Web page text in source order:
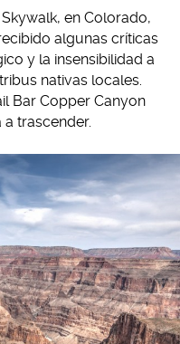
en Colorado,
algunas críticas
y la insensibilidad a
nativas locales.
Bar Copper Canyon
trascender.